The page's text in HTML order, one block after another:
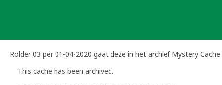
Rolder 03 per 01-04-2020 gaat deze in het archief Mystery Cache
This cache has been archived.